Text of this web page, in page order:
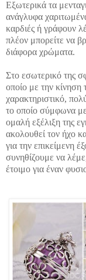
Εξωτερικά τα
ανάγλυφα
καρδιές ή γράφουν
πλέον μπορείτε να
διάφορα χρώματα.
Στο εσωτερικό της
οποίο με την κίνηση
χαρακτηριστικό,
το οποίο σύμφωνα
ομαλή εξέλιξη της
ακολουθεί τον ήχο
για την επικείμενη
συνηθίζουμε να
έτοιμο για έναν